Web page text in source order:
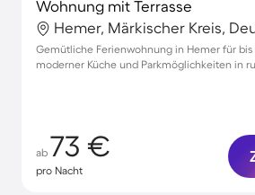
Wohnung mit Terrasse
Hemer, Märkischer Kreis,
Gemütliche Ferienwohnung in Hemer für bis
moderner Küche und Parkmöglichkeiten in
ab 73 €
pro Nacht